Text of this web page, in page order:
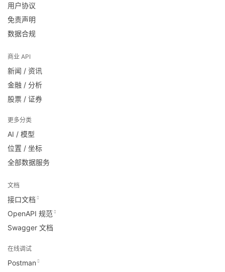
用户协议
免责声明
数据合规
商业 API
新闻 / 资讯
金融 / 分析
股票 / 证券
更多分类
AI / 模型
位置 / 坐标
全部数据服务
文档
接口文档
OpenAPI 规范
Swagger 文档
在线调试
Postman